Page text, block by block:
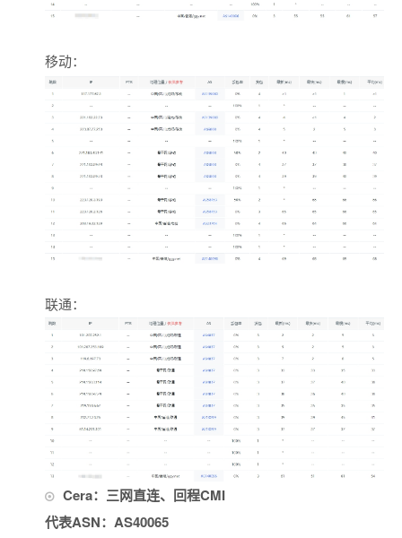
移动：
联通：
Cera：三网直连、回程CMI
代表ASN：AS40065